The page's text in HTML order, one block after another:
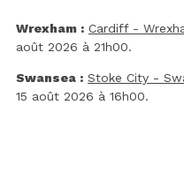
Wrexham : Cardiff -
août 2026 à 21h00.
Swansea : Stoke City -
15 août 2026 à 16h00.